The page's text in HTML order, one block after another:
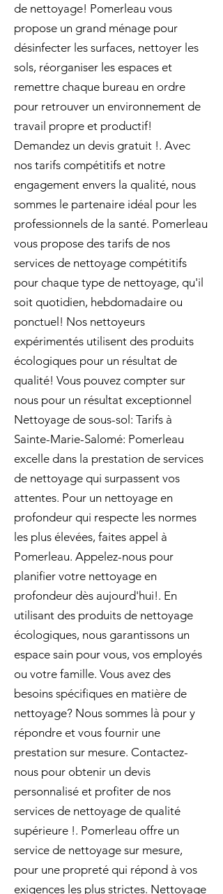
de nettoyage! Pomerleau vous
propose un grand ménage pour
désinfecter les surfaces, nettoyer les
sols, réorganiser les espaces et
remettre chaque bureau en ordre
pour retrouver un environnement de
travail propre et productif!
Demandez un devis gratuit !. Avec
nos tarifs compétitifs et notre
engagement envers la qualité, nous
sommes le partenaire idéal pour les
professionnels de la santé. Pomerleau
vous propose des tarifs de nos
services de nettoyage compétitifs
pour chaque type de nettoyage, qu'il
soit quotidien, hebdomadaire ou
ponctuel! Nos nettoyeurs
expérimentés utilisent des produits
écologiques pour un résultat de
qualité! Vous pouvez compter sur
nous pour un résultat exceptionnel
Nettoyage de sous-sol: Tarifs à
Sainte-Marie-Salomé: Pomerleau
excelle dans la prestation de services
de nettoyage qui surpassent vos
attentes. Pour un nettoyage en
profondeur qui respecte les normes
les plus élevées, faites appel à
Pomerleau. Appelez-nous pour
planifier votre nettoyage en
profondeur dès aujourd'hui!. En
utilisant des produits de nettoyage
écologiques, nous garantissons un
espace sain pour vous, vos employés
ou votre famille. Vous avez des
besoins spécifiques en matière de
nettoyage? Nous sommes là pour y
répondre et vous fournir une
prestation sur mesure. Contactez-
nous pour obtenir un devis
personnalisé et profiter de nos
services de nettoyage de qualité
supérieure !. Pomerleau offre un
service de nettoyage sur mesure,
pour une propreté qui répond à vos
exigences les plus strictes. Nettoyage